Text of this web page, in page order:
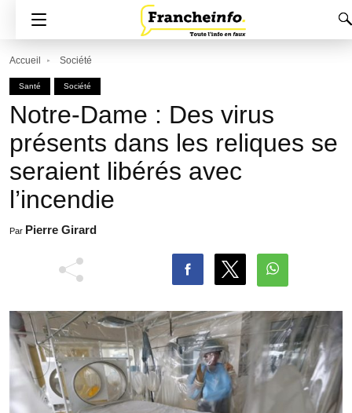
Accueil Société
Santé Société
Notre-Dame : Des virus
présents dans les reliques se
seraient libérés avec
l’incendie
Par Pierre Girard